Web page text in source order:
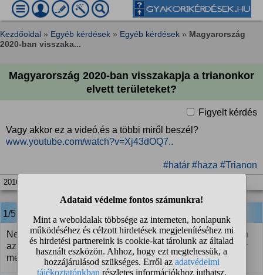
Kezdőoldal » Egyéb kérdések » Egyéb kérdések » Magyarország
2020-ban visszaka...
Magyarország 2020-ban visszakapja a trianonkor
elvett területeket?
Figyelt kérdés
Vagy akkor ez a videó,és a többi miről beszél?
www.youtube.com/watch?v=Xj43dOQ7..
#határ #haza #Trianon
2016. aug. 31. 07:56
1/5 Koplárovics Béci
Nem kapja vissza. Nem tudom feltűnt-e a videó leírásában
az "Ez csak egy elképzelés" mondat, illetve ha igen, akkor
megértetted-e a jelentését.